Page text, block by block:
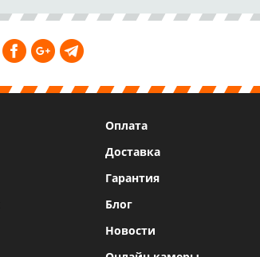
Оплата
Доставка
Гарантия
Блог
Новости